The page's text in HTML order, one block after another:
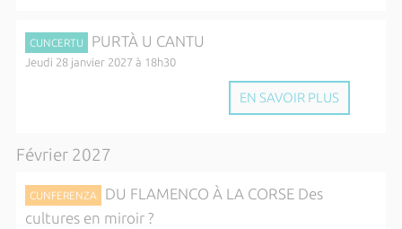
CUNCERTU PURTÀ U CANTU
Jeudi 28 janvier 2027 à 18h30
EN SAVOIR PLUS
Février 2027
CUNFERENZA
DU FLAMENCO À LA CORSE Des
cultures en miroir ?